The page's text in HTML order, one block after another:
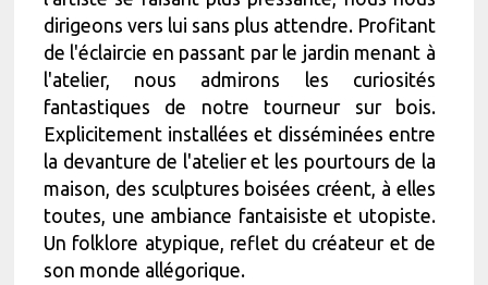
dirigeons vers lui sans plus attendre. Profitant
de l'éclaircie en passant par le jardin menant à
l'atelier, nous admirons les curiosités
fantastiques de notre tourneur sur bois.
Explicitement installées et disséminées entre
la devanture de l'atelier et les pourtours de la
maison, des sculptures boisées créent, à elles
toutes, une ambiance fantaisiste et utopiste.
Un folklore atypique, reflet du créateur et de
son monde allégorique.